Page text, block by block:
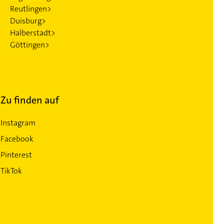
Reutlingen>
Duisburg>
Halberstadt>
Göttingen>
Zu finden auf
Instagram
Facebook
Pinterest
TikTok